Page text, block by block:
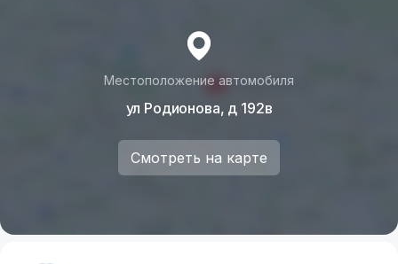
Местоположение автомобиля
ул Родионова, д 192в
Смотреть на карте